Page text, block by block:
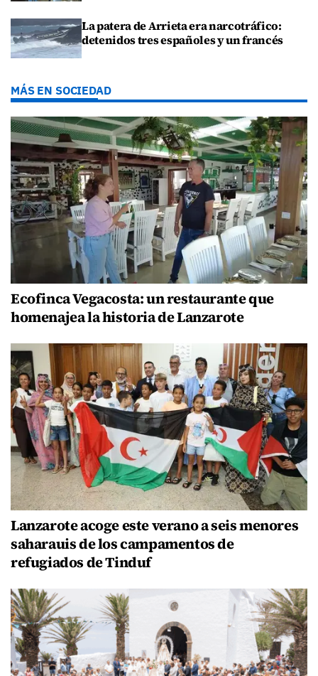
La patera de Arrieta era narcotráfico:
detenidos tres españoles y un francés
MÁS EN SOCIEDAD
Ecofinca Vegacosta: un restaurante que
homenajea la historia de Lanzarote
Lanzarote acoge este verano a seis menores
saharauis de los campamentos de
refugiados de Tinduf